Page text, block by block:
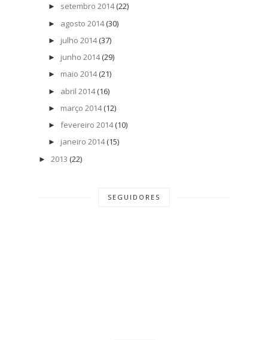
► setembro 2014 (22)
► agosto 2014 (30)
► julho 2014 (37)
► junho 2014 (29)
► maio 2014 (21)
► abril 2014 (16)
► março 2014 (12)
► fevereiro 2014 (10)
► janeiro 2014 (15)
► 2013 (22)
SEGUIDORES